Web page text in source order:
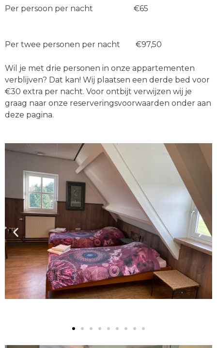
Per persoon per nacht €65
Per twee personen per nacht €97,50
Wil je met drie personen in onze appartementen
verblijven? Dat kan! Wij plaatsen een derde bed voor
€30 extra per nacht. Voor ontbijt verwijzen wij je
graag naar onze reserveringsvoorwaarden onder aan
deze pagina.